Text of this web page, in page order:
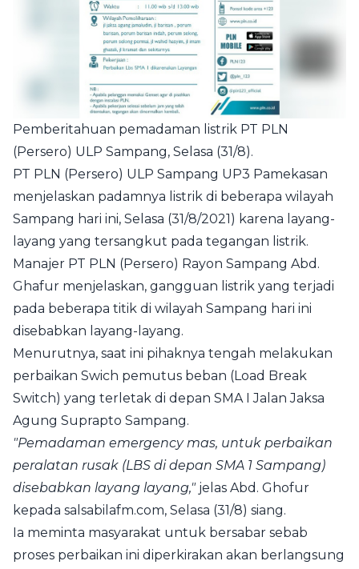
Pemberitahuan pemadaman listrik PT PLN
(Persero) ULP Sampang, Selasa (31/8).
PT PLN (Persero) ULP Sampang UP3 Pamekasan
menjelaskan padamnya listrik di beberapa wilayah
Sampang hari ini, Selasa (31/8/2021) karena layang-
layang yang tersangkut pada tegangan listrik.
Manajer PT PLN (Persero) Rayon Sampang Abd.
Ghafur menjelaskan, gangguan listrik yang terjadi
pada beberapa titik di wilayah Sampang hari ini
disebabkan layang-layang.
Menurutnya, saat ini pihaknya tengah melakukan
perbaikan Swich pemutus beban (Load Break
Switch) yang terletak di depan SMA I Jalan Jaksa
Agung Suprapto Sampang.
"Pemadaman emergency mas, untuk perbaikan
peralatan rusak (LBS di depan SMA 1 Sampang)
disebabkan layang layang,"jelas Abd. Ghofur
kepada salsabilafm.com, Selasa (31/8) siang.
Ia meminta masyarakat untuk bersabar sebab
proses perbaikan ini diperkirakan akan berlangsung